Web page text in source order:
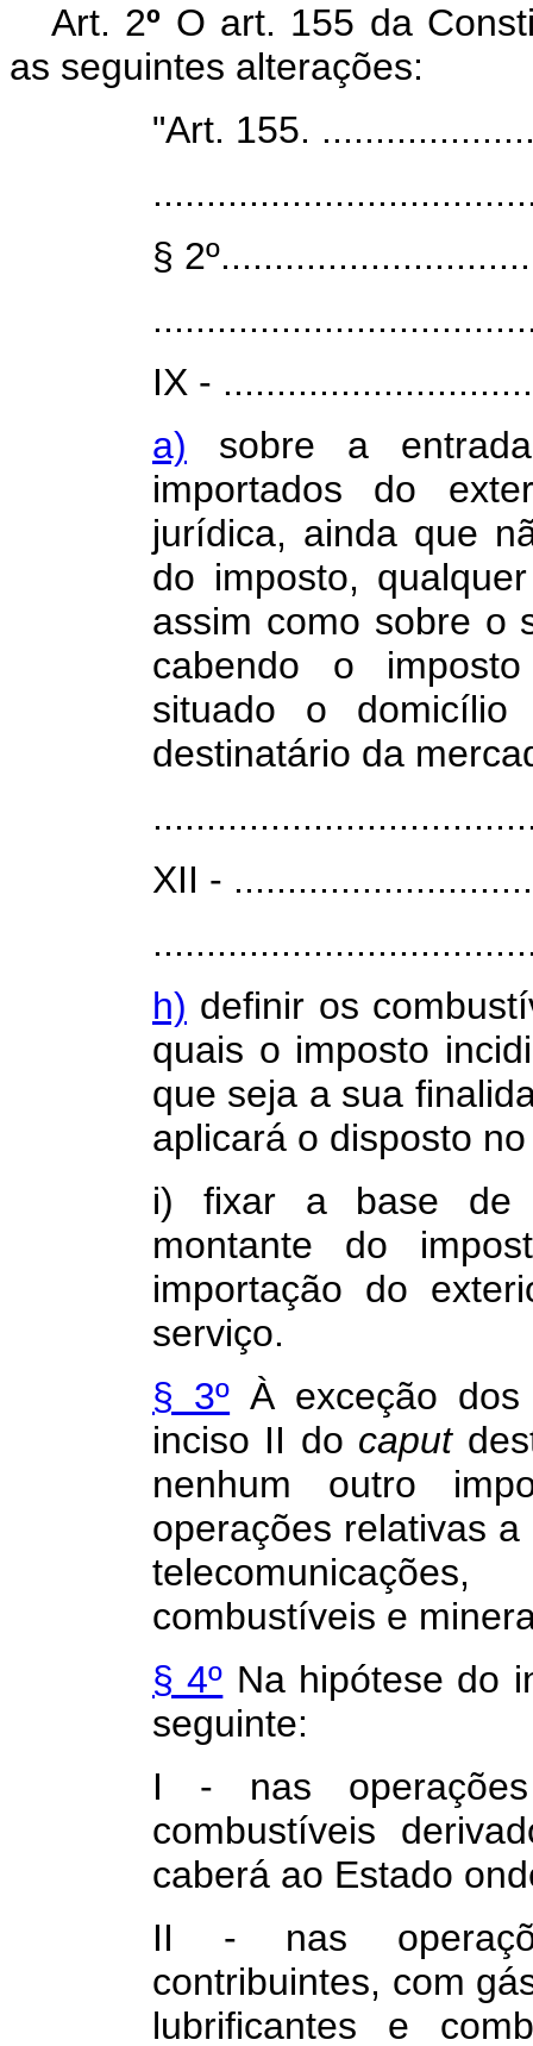
Art. 2º O art. 155 da
as seguintes alterações:
"Art. 155.
§
IX -
a) sobre a
importados do
jurídica, ainda que
do imposto,
assim como sobre o
cabendo o
situado o
destinatário da
XII -
h) definir os
quais o imposto
que seja a sua
aplicará o disposto
i) fixar a base de
montante do
importação do
serviço.
§ 3º À exceção
inciso II do caput
nenhum outro
operações relativas
combustíveis e
§ 4º Na hipótese do
seguinte:
I - nas
combustíveis
caberá ao Estado
II - nas
contribuintes, com
lubrificantes e